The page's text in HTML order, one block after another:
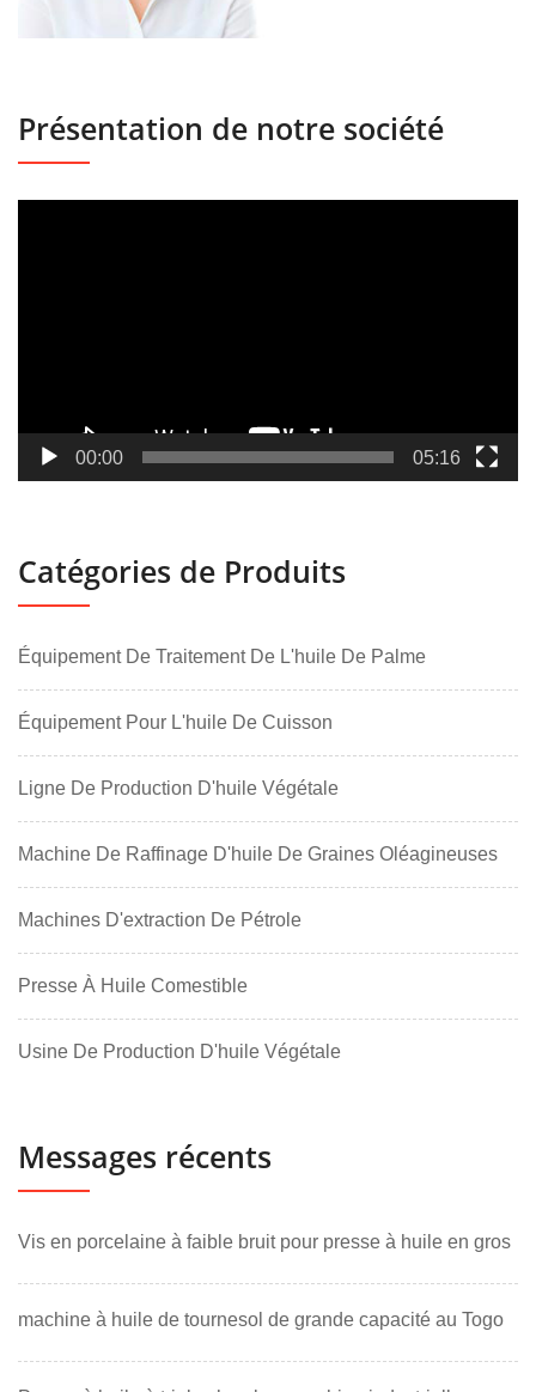
Présentation de notre société
00:00 05:16
Catégories de Produits
Équipement De Traitement De L'huile De Palme
Équipement Pour L'huile De Cuisson
Ligne De Production D'huile Végétale
Machine De Raffinage D'huile De Graines Oléagineuses
Machines D'extraction De Pétrole
Presse À Huile Comestible
Usine De Production D'huile Végétale
Messages récents
Vis en porcelaine à faible bruit pour presse à huile en gros
machine à huile de tournesol de grande capacité au Togo